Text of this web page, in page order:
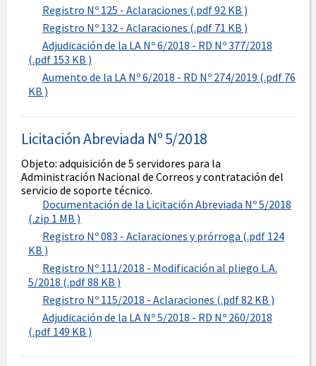
Registro Nº 125 - Aclaraciones (.pdf 92 KB )
Registro Nº 132 - Aclaraciones (.pdf 71 KB )
Adjudicación de la LA Nº 6/2018 - RD Nº 377/2018
(.pdf 153 KB )
Aumento de la LA Nº 6/2018 - RD Nº 274/2019 (.pdf 76
KB )
Licitación Abreviada Nº 5/2018
Objeto: adquisición de 5 servidores para la
Administración Nacional de Correos y contratación del
servicio de soporte técnico.
Documentación de la Licitación Abreviada Nº 5/2018
(.zip 1 MB )
Registro Nº 083 - Aclaraciones y prórroga (.pdf 124
KB )
Registro Nº 111/2018 - Modificación al pliego L.A.
5/2018 (.pdf 88 KB )
Registro Nº 115/2018 - Aclaraciones (.pdf 82 KB )
Adjudicación de la LA Nº 5/2018 - RD Nº 260/2018
(.pdf 149 KB )